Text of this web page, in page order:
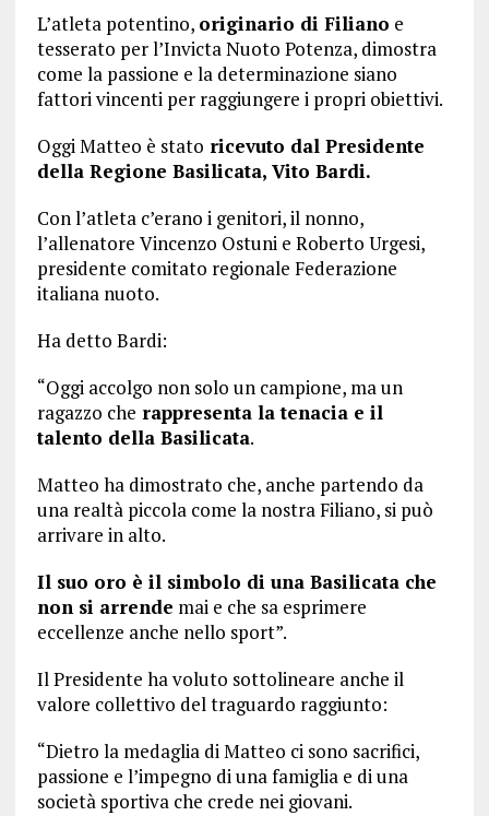
L’atleta potentino, originario di Filiano e
tesserato per l’Invicta Nuoto Potenza, dimostra
come la passione e la determinazione siano
fattori vincenti per raggiungere i propri obiettivi.
Oggi Matteo è stato ricevuto dal Presidente
della Regione Basilicata, Vito Bardi.
Con l’atleta c’erano i genitori, il nonno,
l’allenatore Vincenzo Ostuni e Roberto Urgesi,
presidente comitato regionale Federazione
italiana nuoto.
Ha detto Bardi:
“Oggi accolgo non solo un campione, ma un
ragazzo che rappresenta la tenacia e il
talento della Basilicata.
Matteo ha dimostrato che, anche partendo da
una realtà piccola come la nostra Filiano, si può
arrivare in alto.
Il suo oro è il simbolo di una Basilicata che
non si arrende mai e che sa esprimere
eccellenze anche nello sport”.
Il Presidente ha voluto sottolineare anche il
valore collettivo del traguardo raggiunto:
“Dietro la medaglia di Matteo ci sono sacrifici,
passione e l’impegno di una famiglia e di una
società sportiva che crede nei giovani.